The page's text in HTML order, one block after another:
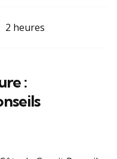
2 heures
: